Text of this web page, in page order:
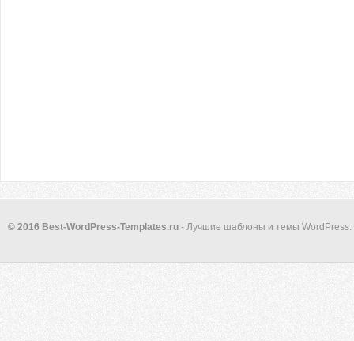
© 2016 Best-WordPress-Templates.ru - Лучшие шаблоны и темы